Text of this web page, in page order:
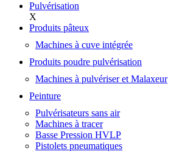
Pulvérisation
X
Produits pâteux
Machines à cuve intégrée
Produits poudre pulvérisation
Machines à pulvériser et Malaxeur
Peinture
Pulvérisateurs sans air
Machines à tracer
Basse Pression HVLP
Pistolets pneumatiques